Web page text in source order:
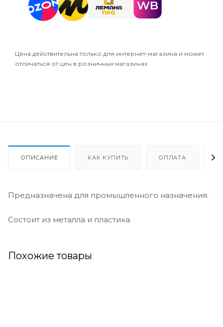
Цена действительна только для интернет-магазина и может
отличаться от цен в розничных магазинах
ОПИСАНИЕ КАК КУПИТЬ ОПЛАТА
Предназначена для промышленного назначения.
Состоит из металла и пластика.
Похожие товары